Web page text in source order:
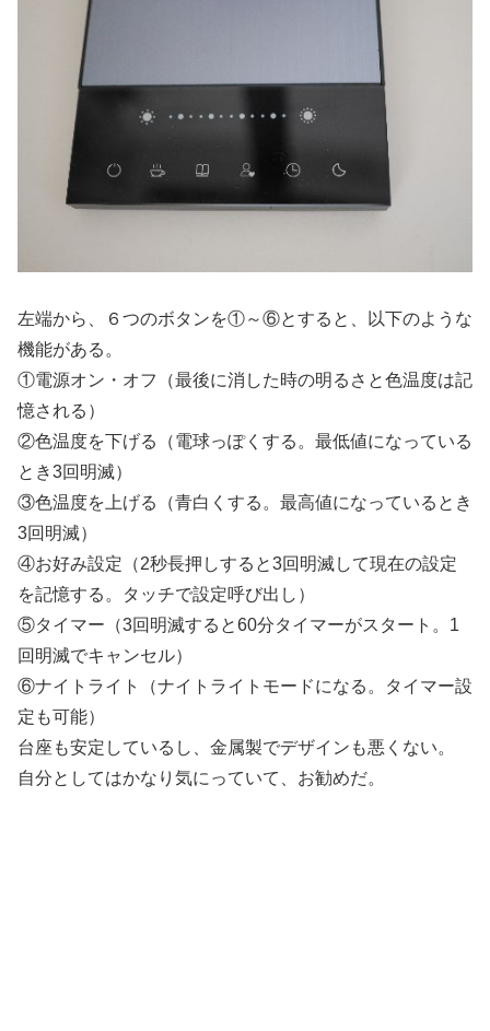
左端から、６つのボタンを①～⑥とすると、以下のような
機能がある。
①電源オン・オフ（最後に消した時の明るさと色温度は記
憶される）
②色温度を下げる（電球っぽくする。最低値になっている
とき3回明滅）
③色温度を上げる（青白くする。最高値になっているとき
3回明滅）
④お好み設定（2秒長押しすると3回明滅して現在の設定
を記憶する。タッチで設定呼び出し）
⑤タイマー（3回明滅すると60分タイマーがスタート。1
回明滅でキャンセル）
⑥ナイトライト（ナイトライトモードになる。タイマー設
定も可能）
台座も安定しているし、金属製でデザインも悪くない。
自分としてはかなり気にっていて、お勧めだ。